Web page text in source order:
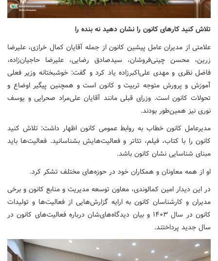
تلاش کنید کارهای کانون را نشان دهید نه بنده را
علامتی از مدیران عامل پیشین کانون از جمله آقایان کمال خرازی، علیرضا
زرین، محسن چینی‌فروشان، سیدصادق رضایی، علیرضا حاجیان‌زاده،
فاضل نظری و مهدی علی‌اکبرزاده یاد کرد و گفت: خوشبختانه وزیر فعلی
آموزش و پرورش متوجه تربیت و کانون است و همچنین پیگیر اوضاع و
تحولات کانون است. وزرای قبلی مانند آقایان علی‌مراد صحرایی و یوسف
نوری نیز همین‌طور بودند.
مدیرعامل کانون خطاب به روابط عمومی کانون اظهار داشت: تلاش کنید
کانون را با کتاب، فیلم، تئاتر و فعالیت‌هایش بشناسانید. فعالیت‌ها باید
مبنای شناسایی نشان کانون باشد.
او از همه معاونان و همکاران خود در حوزه‌های مختلف تشکر کرد.
در این دیدار امین کمالوندی، معاون توسعه مدیریت و منابع کانون و برخی
مدیران و کارشناسان کانون به ارایه گزارش‌هایی از فعالیت‌ها و تولیدات
کانون در سال ۱۴۰۳ و بیان دیدگاه‌های‌شان درباره فعالیت‌های کانون در
سال جدید پرداختند.